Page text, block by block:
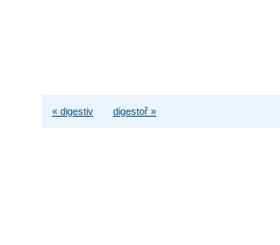
« digestiv digestoř »